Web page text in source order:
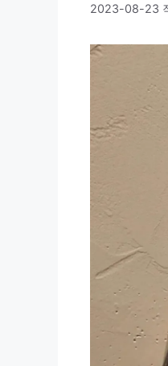
2023-08-23